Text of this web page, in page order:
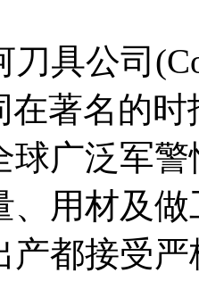
具公司
在著名的时
球广泛军
、用材及
产都接受